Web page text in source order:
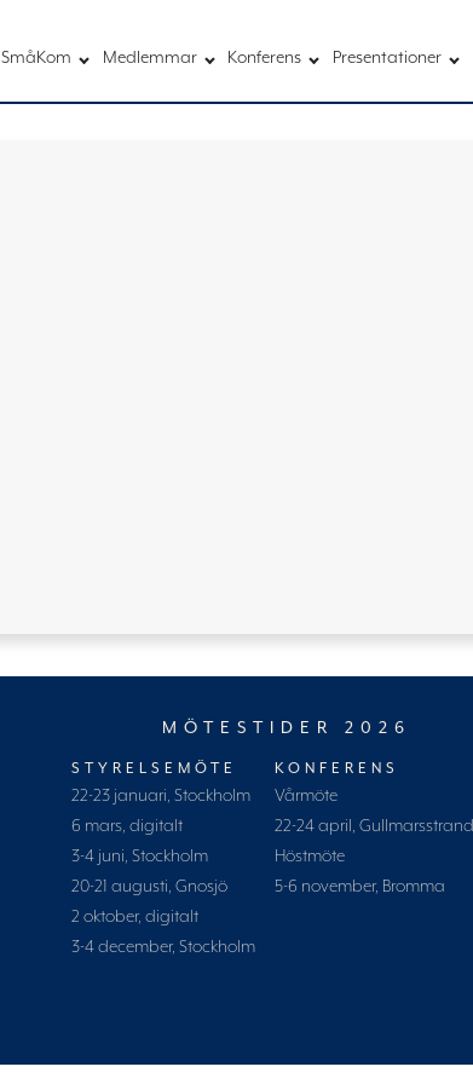
Medlemmar Konferens Presentationer
MÖTESTIDER 2026
STYRELSEMÖTE
22-23 januari, Stockholm
6 mars, digitalt
3-4 juni, Stockholm
20-21 augusti, Gnosjö
2 oktober, digitalt
3-4 december, Stockholm
KONFERENS
Vårmöte
22-24 april, Gullmarsstrand
Höstmöte
5-6 november, Bromma